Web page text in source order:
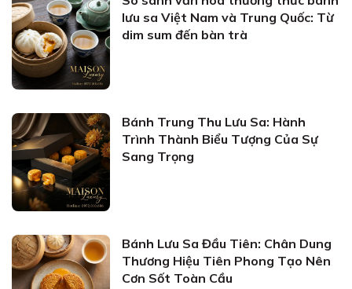
lưu sa Việt Nam và Trung Quốc: Từ
dim sum đến bàn trà
Bánh Trung Thu Lưu Sa: Hành
Trình Thành Biểu Tượng Của Sự
Sang Trọng
Bánh Lưu Sa Đầu Tiên: Chân Dung
Thương Hiệu Tiên Phong Tạo Nên
Cơn Sốt Toàn Cầu